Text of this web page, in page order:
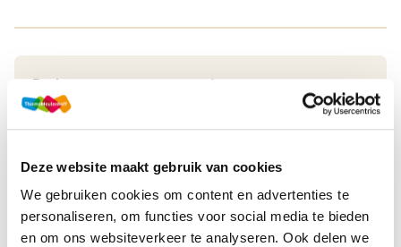
Deze website maakt gebruik van cookies
We gebruiken cookies om content en advertenties te
personaliseren, om functies voor social media te bieden
en om ons websiteverkeer te analyseren. Ook delen we
Druk
1
Soort uitgave
Online + boek VO
ISBN
9789464138498